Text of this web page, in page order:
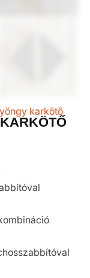
karkötő